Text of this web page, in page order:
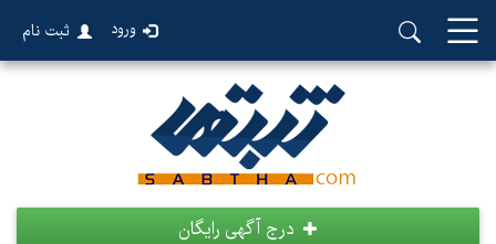
ورود ثبت نام
درج آگهی رایگان